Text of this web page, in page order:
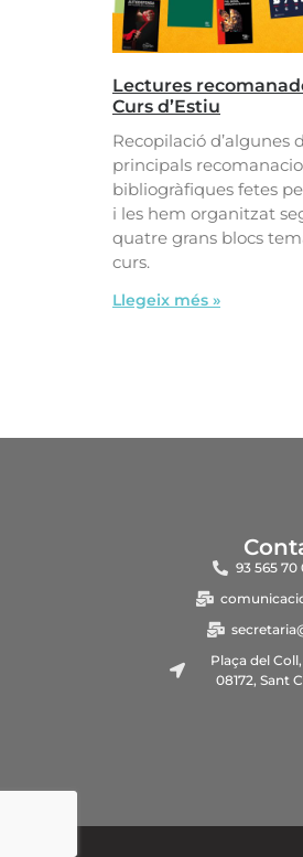
Lectures
Curs d’Estiu
Recopilació d’algunes
principals
bibliogràfiques fetes
i les hem organitzat
quatre grans blocs
curs.
Llegeix més »
93 565 70
Plaça del
08172, Sant